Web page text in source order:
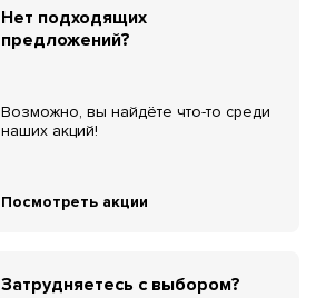
Нет подходящих
предложений?
Возможно, вы найдёте что-то среди
наших акций!
Посмотреть акции
Затрудняетесь с выбором?